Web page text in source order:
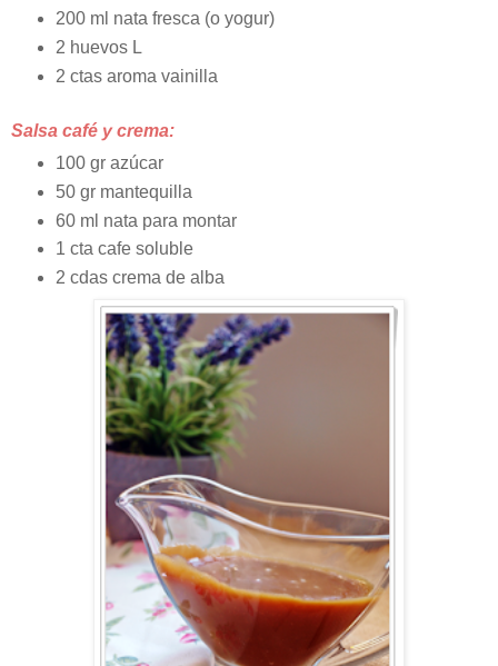
200 ml nata fresca (o yogur)
2 huevos L
2 ctas aroma vainilla
Salsa café y crema:
100 gr azúcar
50 gr mantequilla
60 ml nata para montar
1 cta cafe soluble
2 cdas crema de alba